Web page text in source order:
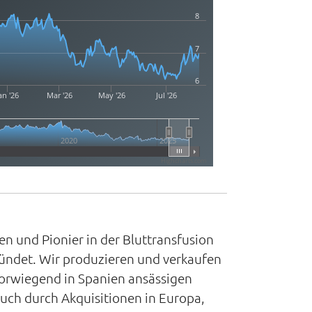
'26 Mar '26 May '26 Jul '26
2020 2025
6
7
8
und Pionier in der Bluttransfusion
Wir produzieren und verkaufen
in Spanien ansässigen
durch Akquisitionen in Europa,